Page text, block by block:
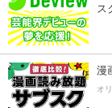
ス
漫
オ